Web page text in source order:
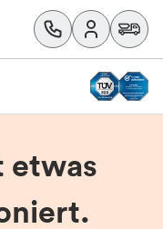
etwas